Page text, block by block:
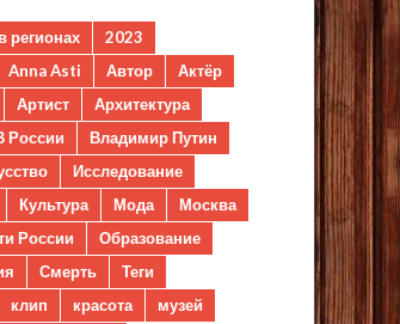
регионах
2023
Anna Asti Автор
Актёр
Артист
Архитектура
России
Владимир Путин
Исследование
Культура Мода
Москва
России
Образование
Смерть
Теги
клип красота
музей